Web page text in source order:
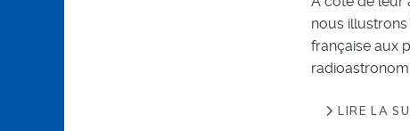
nous
française aux
LIRE LA